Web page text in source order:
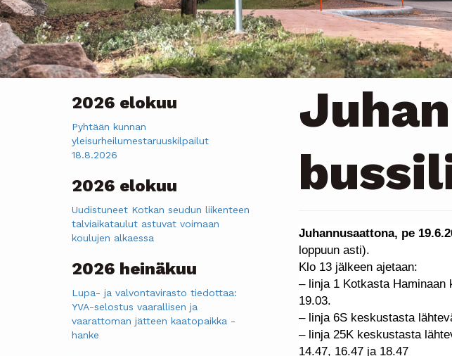
2026 elokuu
Pyhtään kunnan
yleisurheilumestaruuskilpailut
18.8.2026
2026 elokuu
Uudistuneet Kotkan seudun liikenteen
talviaikataulut astuvat voimaan
koulujen alkaessa
2026 heinäkuu
Lupa- ja valvontavirasto tiedottaa:
YVA-selostus vaarallisen ja
vaarattoman jätteen kaatopaikka -
hanke
Juhannusaattona, pe
loppuun asti).
Klo 13 jälkeen ajetaan:
– linja 1 Kotkasta Haminaan
19.03.
– linja 6S keskustasta
– linja 25K keskustasta
14.47, 16.47 ja 18.47